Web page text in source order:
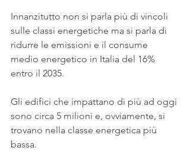
Innanzitutto non si parla più di vincoli
sulle classi energetiche ma si parla di
ridurre le emissioni e il consume
medio energetico in Italia del 16%
entro il 2035.
Gli edifici che impattano di più ad oggi
sono circa 5 milioni e, ovviamente, si
trovano nella classe energetica più
bassa.